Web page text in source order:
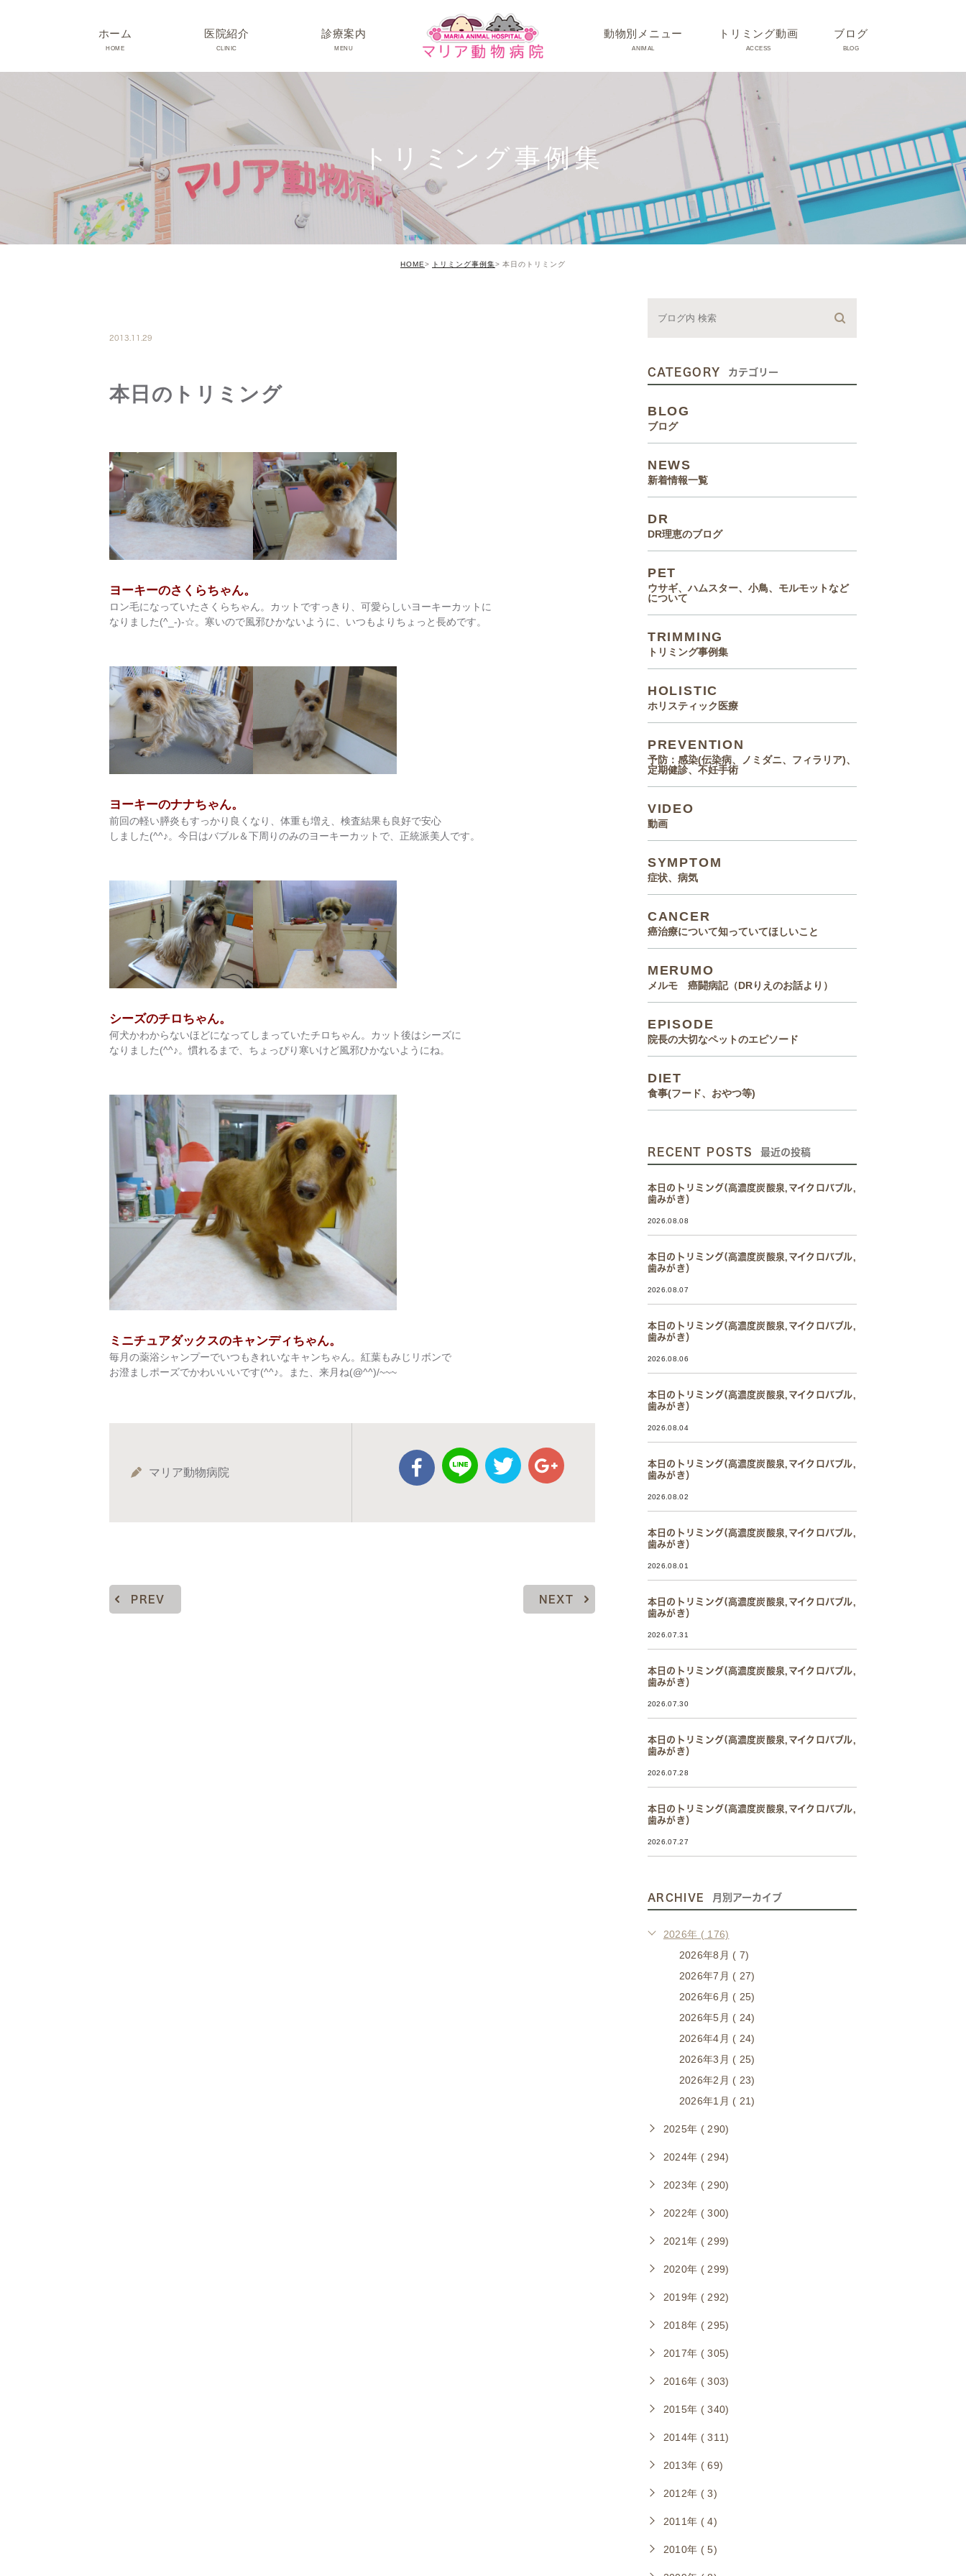
ホーム
HOME
医院紹介
CLINIC
院長･スタッフ紹介
診療時間･アクセス
院内紹介･初診の方へ
医院設備
診療案内
MENU
動物別メニュー
ANIMAL
ネコちゃんの病気
うさぎちゃん･その他動物の病気
トリミング動画
ACCESS
ブログ
BLOG
うさぎ、ハムスター、小鳥、
モルモットなどについて
トリミング事例集
ホリスティック医療
トリミング事例集
HOME トリミング事例集 本日のトリミング
2013.11.29
本日のトリミング
ヨーキーのさくらちゃん。
ロン毛になっていたさくらちゃん。カットですっきり、可愛らしいヨーキーカットに
なりました(^_-)-☆。寒いので風邪ひかないように、いつもよりちょっと長めです。
ヨーキーのナナちゃん。
前回の軽い膵炎もすっかり良くなり、体重も増え、検査結果も良好で安心
しました(^^♪。今日はバブル＆下周りのみのヨーキーカットで、正統派美人です。
シーズのチロちゃん。
何犬かわからないほどになってしまっていたチロちゃん。カット後はシーズに
なりました(^^♪。慣れるまで、ちょっぴり寒いけど風邪ひかないようにね。
ミニチュアダックスのキャンディちゃん。
毎月の薬浴シャンプーでいつもきれいなキャンちゃん。紅葉もみじリボンで
お澄ましポーズでかわいいいです(^^♪。また、来月ね(@^^)/~~~
マリア動物病院
PREV NEXT
CATEGORY カテゴリー
BLOG
ブログ
NEWS
新着情報一覧
DR
DR理恵のブログ
PET
ウサギ、ハムスター、小鳥、モルモットなど
について
TRIMMING
トリミング事例集
HOLISTIC
ホリスティック医療
PREVENTION
予防：感染(伝染病、ノミダニ、フィラリア)、
定期健診、不妊手術
VIDEO
動画
SYMPTOM
症状、病気
CANCER
癌治療について知っていてほしいこと
MERUMO
メルモ 癌闘病記（DRりえのお話より）
EPISODE
院長の大切なペットのエピソード
DIET
食事(フード、おやつ等)
RECENT POSTS 最近の投稿
本日のトリミング(高濃度炭酸泉,マイクロバブル,
歯みがき）
2026.08.08
本日のトリミング(高濃度炭酸泉,マイクロバブル,
歯みがき）
2026.08.07
本日のトリミング(高濃度炭酸泉,マイクロバブル,
歯みがき）
2026.08.06
本日のトリミング(高濃度炭酸泉,マイクロバブル,
歯みがき）
2026.08.04
本日のトリミング(高濃度炭酸泉,マイクロバブル,
歯みがき）
2026.08.02
本日のトリミング(高濃度炭酸泉,マイクロバブル,
歯みがき）
2026.08.01
本日のトリミング(高濃度炭酸泉,マイクロバブル,
歯みがき）
2026.07.31
本日のトリミング(高濃度炭酸泉,マイクロバブル,
歯みがき）
2026.07.30
本日のトリミング(高濃度炭酸泉,マイクロバブル,
歯みがき）
2026.07.28
本日のトリミング(高濃度炭酸泉,マイクロバブル,
歯みがき）
2026.07.27
ARCHIVE 月別アーカイブ
2026年 ( 176)
2026年8月 ( 7)
2026年7月 ( 27)
2026年6月 ( 25)
2026年5月 ( 24)
2026年4月 ( 24)
2026年3月 ( 25)
2026年2月 ( 23)
2026年1月 ( 21)
2025年 ( 290)
2024年 ( 294)
2023年 ( 290)
2022年 ( 300)
2021年 ( 299)
2020年 ( 299)
2019年 ( 292)
2018年 ( 295)
2017年 ( 305)
2016年 ( 303)
2015年 ( 340)
2014年 ( 311)
2013年 ( 69)
2012年 ( 3)
2011年 ( 4)
2010年 ( 5)